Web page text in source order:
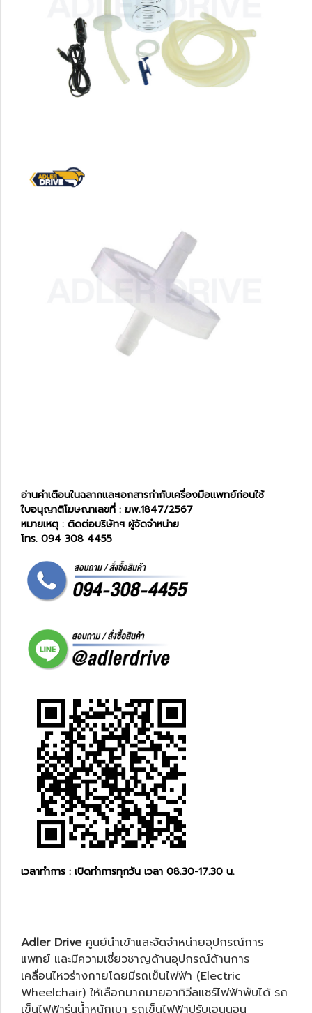
อ่านคำเตือนในฉลากและเอกสารกำกับเครื่องมือแพทย์ก่อนใช้
ใบอนุญาติโฆษณาเลขที่ : ฆพ.1847/2567
หมายเหตุ : ติดต่อบริษัทฯ ผู้จัดจำหน่าย
โทร. 094 308 4455
เวลาทำการ : เปิดทำการทุกวัน เวลา 08.30-17.30 น.
Adler Driveศูนย์นำเข้าและจัดจำหน่ายอุปกรณ์การ
แพทย์ และมีความเชี่ยวชาญด้านอุปกรณ์ด้านการ
เคลื่อนไหวร่างกายโดยมีรถเข็นไฟฟ้า (Electric
Wheelchair) ให้เลือกมากมายอาทิวีลแชร์ไฟฟ้าพับได้ รถ